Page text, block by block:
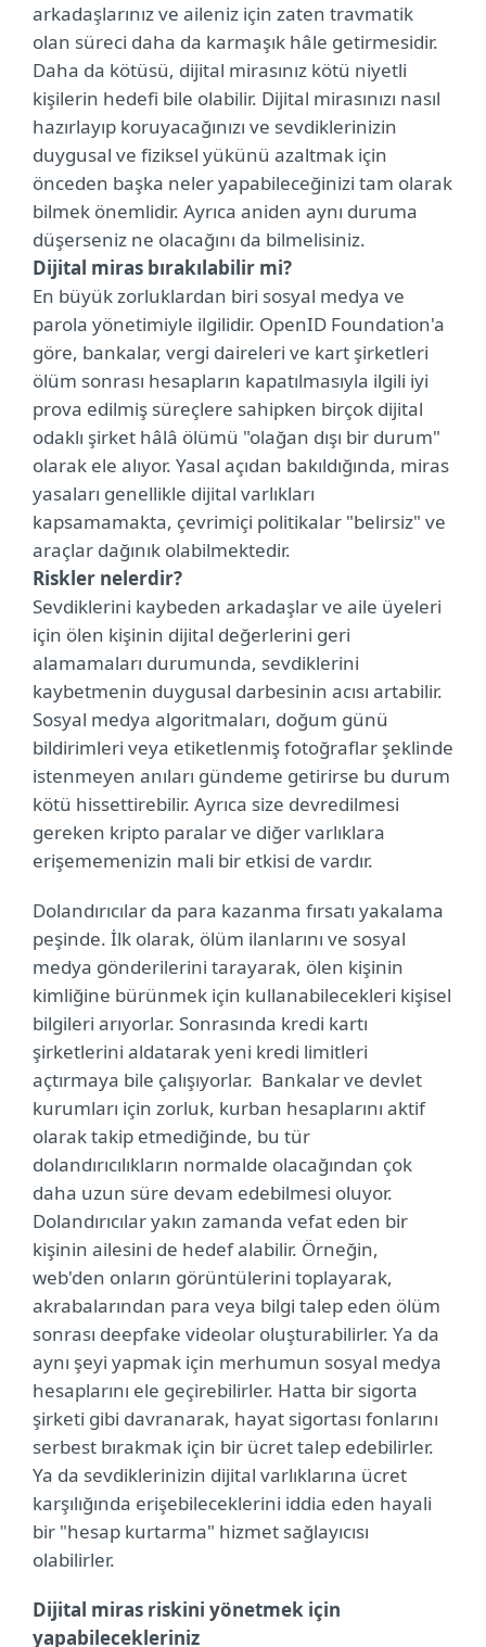
arkadaşlarınız ve aileniz için zaten travmatik
olan süreci daha da karmaşık hâle getirmesidir.
Daha da kötüsü, dijital mirasınız kötü niyetli
kişilerin hedefi bile olabilir. Dijital mirasınızı nasıl
hazırlayıp koruyacağınızı ve sevdiklerinizin
duygusal ve fiziksel yükünü azaltmak için
önceden başka neler yapabileceğinizi tam olarak
bilmek önemlidir. Ayrıca aniden aynı duruma
düşerseniz ne olacağını da bilmelisiniz.
Dijital miras bırakılabilir mi?
En büyük zorluklardan biri sosyal medya ve
parola yönetimiyle ilgilidir. OpenID Foundation'a
göre, bankalar, vergi daireleri ve kart şirketleri
ölüm sonrası hesapların kapatılmasıyla ilgili iyi
prova edilmiş süreçlere sahipken birçok dijital
odaklı şirket hâlâ ölümü "olağan dışı bir durum"
olarak ele alıyor. Yasal açıdan bakıldığında, miras
yasaları genellikle dijital varlıkları
kapsamamakta, çevrimiçi politikalar "belirsiz" ve
araçlar dağınık olabilmektedir.
Riskler nelerdir?
Sevdiklerini kaybeden arkadaşlar ve aile üyeleri
için ölen kişinin dijital değerlerini geri
alamamaları durumunda, sevdiklerini
kaybetmenin duygusal darbesinin acısı artabilir.
Sosyal medya algoritmaları, doğum günü
bildirimleri veya etiketlenmiş fotoğraflar şeklinde
istenmeyen anıları gündeme getirirse bu durum
kötü hissettirebilir. Ayrıca size devredilmesi
gereken kripto paralar ve diğer varlıklara
erişememenizin mali bir etkisi de vardır.
Dolandırıcılar da para kazanma fırsatı yakalama
peşinde. İlk olarak, ölüm ilanlarını ve sosyal
medya gönderilerini tarayarak, ölen kişinin
kimliğine bürünmek için kullanabilecekleri kişisel
bilgileri arıyorlar. Sonrasında kredi kartı
şirketlerini aldatarak yeni kredi limitleri
açtırmaya bile çalışıyorlar. Bankalar ve devlet
kurumları için zorluk, kurban hesaplarını aktif
olarak takip etmediğinde, bu tür
dolandırıcılıkların normalde olacağından çok
daha uzun süre devam edebilmesi oluyor.
Dolandırıcılar yakın zamanda vefat eden bir
kişinin ailesini de hedef alabilir. Örneğin,
web'den onların görüntülerini toplayarak,
akrabalarından para veya bilgi talep eden ölüm
sonrası deepfake videolar oluşturabilirler. Ya da
aynı şeyi yapmak için merhumun sosyal medya
hesaplarını ele geçirebilirler. Hatta bir sigorta
şirketi gibi davranarak, hayat sigortası fonlarını
serbest bırakmak için bir ücret talep edebilirler.
Ya da sevdiklerinizin dijital varlıklarına ücret
karşılığında erişebileceklerini iddia eden hayali
bir "hesap kurtarma" hizmet sağlayıcısı
olabilirler.
Dijital miras riskini yönetmek için
yapabilecekleriniz